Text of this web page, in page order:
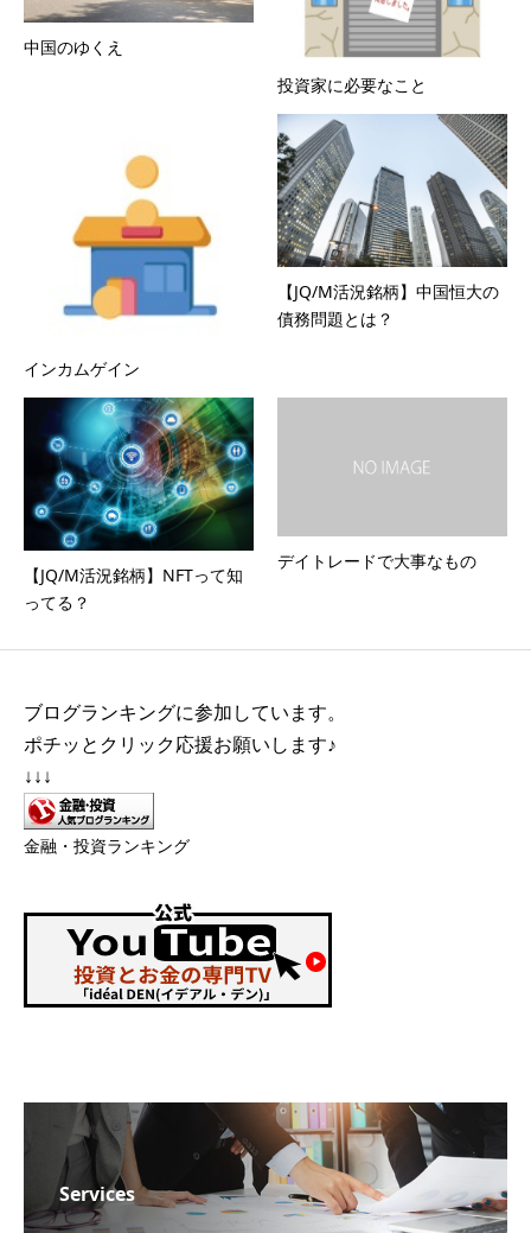
中国のゆくえ
投資家に必要なこと
インカムゲイン
【JQ/M活況銘柄】中国恒大の
債務問題とは？
【JQ/M活況銘柄】NFTって知
ってる？
デイトレードで大事なもの
ブログランキングに参加しています。
ポチッとクリック応援お願いします♪
↓↓↓
金融・投資ランキング
Services